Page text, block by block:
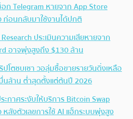
ก Telegram หายจาก App Store
ก่อนกลับมาใช้งานได้ปกติ
ประเมินความเสียหายจาก
อาจพุ่งสูงถึง $130 ล้าน
โตซบเซา วอลุ่มซื้อขายรายวันดิ่งเหลือ
นล้าน ต่ำสุดตั้งแต่ต้นปี 2026
ะกาศระงับให้บริการ Bitcoin Swap
หลังตัวเลขการใช้ AI แฮ็กระบบพุ่งสูง